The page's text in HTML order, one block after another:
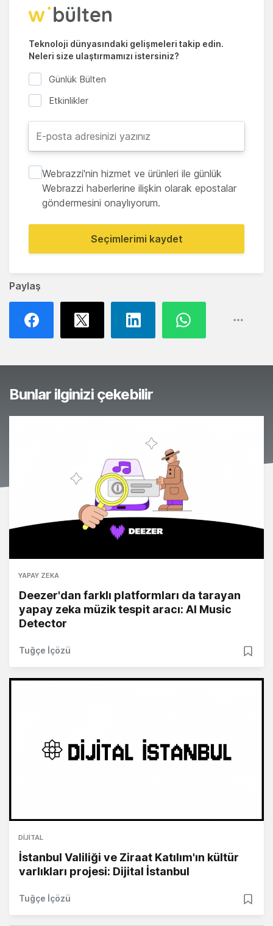
Paylaş
Teknoloji dünyasındaki gelişmeleri takip edin.
Neleri size ulaştırmamızı istersiniz?
Günlük Bülten
Etkinlikler
Webrazzi'nin hizmet ve ürünleri ile günlük
Webrazzi haberlerine ilişkin olarak epostalar
göndermesini onaylıyorum.
Seçimlerimi kaydet
Bunlar ilginizi çekebilir
YAPAY ZEKA
Deezer'dan farklı platformları da tarayan
yapay zeka müzik tespit aracı: AI Music
Detector
Tuğçe İçözü
DIJITAL
İstanbul Valiliği ve Ziraat Katılım'ın kültür
varlıkları projesi: Dijital İstanbul
Tuğçe İçözü